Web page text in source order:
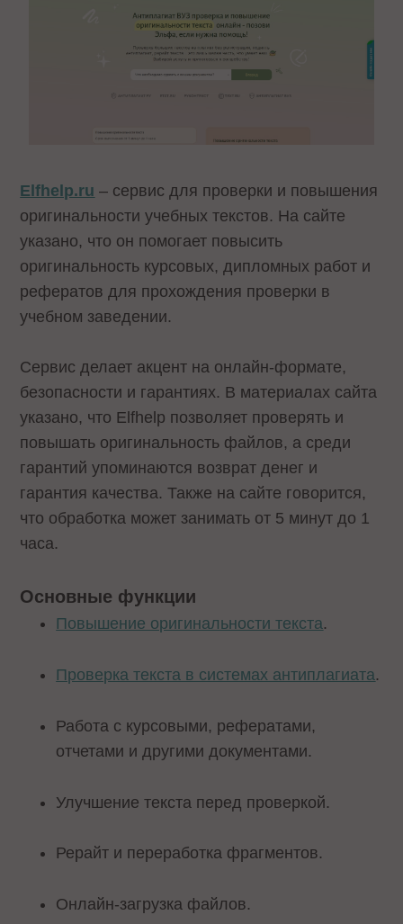
Elfhelp.ru – сервис для проверки и повышения
оригинальности учебных текстов. На сайте
указано, что он помогает повысить
оригинальность курсовых, дипломных работ и
рефератов для прохождения проверки в
учебном заведении.
Сервис делает акцент на онлайн-формате,
безопасности и гарантиях. В материалах сайта
указано, что Elfhelp позволяет проверять и
повышать оригинальность файлов, а среди
гарантий упоминаются возврат денег и
гарантия качества. Также на сайте говорится,
что обработка может занимать от 5 минут до 1
часа.
Основные функции
Повышение оригинальности текста.
Проверка текста в системах антиплагиата.
Работа с курсовыми, рефератами,
отчетами и другими документами.
Улучшение текста перед проверкой.
Рерайт и переработка фрагментов.
Онлайн-загрузка файлов.